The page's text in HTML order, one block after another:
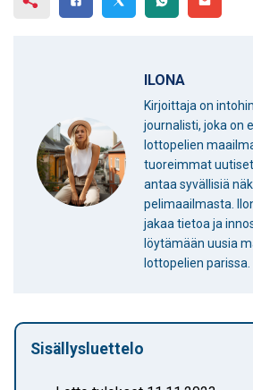
ILONA
Kirjoittaja on
journalisti, joka on
lottopelien
tuoreimmat
antaa syvällisiä
pelimaailmasta.
jakaa tietoa ja
löytämään uusia
lottopelien parissa.
Sisällysluettelo